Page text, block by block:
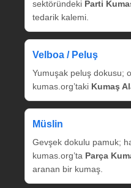
sektöründeki Parti
tedarik kalemi.
Velboa / Peluş
Yumuşak peluş dokusu;
kumas.org’taki Kumaş
Müslin
Gevşek dokulu pamuk;
kumas.org’ta Parça
aranan bir kumaş.